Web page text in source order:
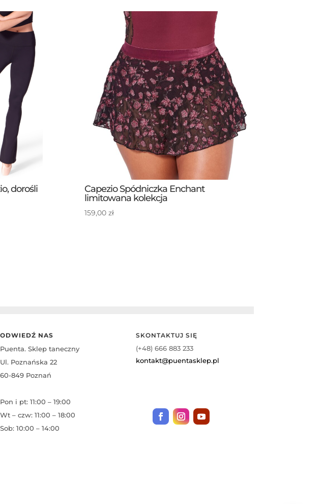
dorośli
Capezio Spódniczka Enchant
limitowana kolekcja
159,00zł
ODWIEDŹ NAS
Puenta. Sklep taneczny
Ul. Poznańska 22
60-849 Poznań
Pon i pt: 11:00 – 19:00
Wt – czw: 11:00 – 18:00
Sob: 10:00 – 14:00
SKONTAKTUJ SIĘ
(+48) 666 883 233
kontakt@puentasklep.pl